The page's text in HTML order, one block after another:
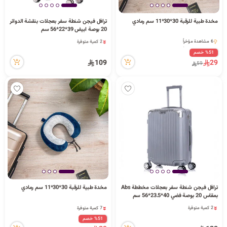
ا مخدة طبية للرقبة 30*30*11 سم رمادي
6 مشاهدة مؤخراً
6 مشاهدة مؤخراً%51 خصم
29
59
ترافل فيجن شنطة سفر بعجلات بنقشة الدوائر
20 بوصة ابيض 39*22*56 سم
2 كمية متوفرة
43 مشاهدة مؤخراً
2 كمية متوفرة
109
ترافل فيجن شنطة سفر بعجلات مخططة Abs
بمقاس 20 بوصة فضي 40*23.5*56 سم
2 كمية متوفرة
19 مشاهدة مؤخراً
2 كمية متوفرة
مخدة طبية للرقبة 30*30*11 سم رمادي
7 كمية متوفرة
7 كمية متوفرة
4 مشاهدة مؤخراً%51 خصم